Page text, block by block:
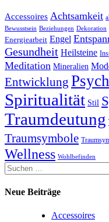
Accessoires Achtsamkeit
Bewusstsein Beziehungen Dekoration
Energiearbeit Engel
Gesundheit Heilsteine
Meditation Mineralien
Entwicklung
Spiritualität Stil
Traumdeutung
Traumsymbole
Wellness Wohlbefinden
Suchen
nach:
Neue Beiträge
Accessoires